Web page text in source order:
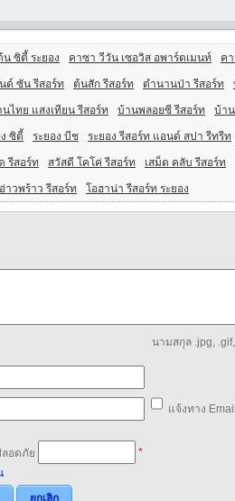
น ซิตี้ ระยอง คาซา วีวัน เซอวิส อพาร์ตเมนท์ ค
ด์ ซัน รีสอร์ท ต้นสัก รีสอร์ท ตำนานป่า รีสอร์ท
ไทย แสงเทียน รีสอร์ท บ้านพลอยซี รีสอร์ท บ้า
ซิตี้ ระยอง บีช ระยอง รีสอร์ท แอนด์ สปา รีทรีท
รีสอร์ท สวัสดี โคโค่ รีสอร์ท เสม็ด คลับ รีสอร์ท
อ่าวพร้าว รีสอร์ท โอฮาน่า รีสอร์ท ระยอง
นามสกุล .jpg,
แจ้งทาง
*
ยกเลิก